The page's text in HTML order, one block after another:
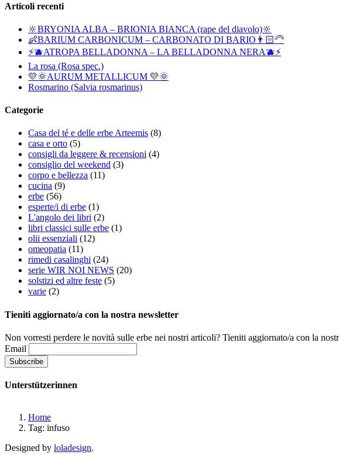
Articoli recenti
🔆BRYONIA ALBA – BRIONIA BIANCA (rape del diavolo)🔆
👶BARIUM CARBONICUM – CARBONATO DI BARIO👨🏻‍🦳
⚡🫐ATROPA BELLADONNA – LA BELLADONNA NERA🫐⚡
La rosa (Rosa spec.)
💛🌞AURUM METALLICUM 💛🌞
Rosmarino (Salvia rosmarinus)
Categorie
Casa del té e delle erbe Arteemis (8)
casa e orto (5)
consigli da leggere & recensioni (4)
consiglio del weekend (3)
corpo e bellezza (11)
cucina (9)
erbe (56)
esperte/i di erbe (1)
L'angolo dei libri (2)
libri classici sulle erbe (1)
olii essenziali (12)
omeopatia (11)
rimedi casalinghi (24)
serie WIR NOI NEWS (20)
solstizi ed altre feste (5)
varie (2)
Tieniti aggiornato/a con la nostra newsletter
Non vorresti perdere le novità sulle erbe nei nostri articoli? Tieniti aggiornato/a con la
Email
Unterstützerinnen
Home
Tag: infuso
Designed by loladesign.